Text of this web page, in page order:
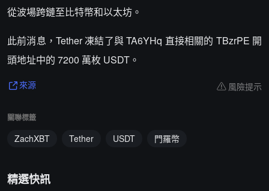
從波場跨鏈至比特幣和以太坊。
此前消息，Tether 凍結了與 TA6YHq 直接相關的 TBzrPE 開
頭地址中的 7200 萬枚 USDT。
來源 風險提示
關聯標籤
ZachXBT Tether USDT 門羅幣
精選快訊